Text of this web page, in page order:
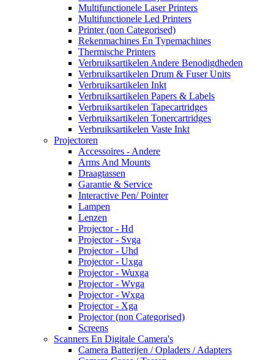
Multifunctionele Laser Printers
Multifunctionele Led Printers
Printer (non Categorised)
Rekenmachines En Typemachines
Thermische Printers
Verbruiksartikelen Andere Benodigdheden
Verbruiksartikelen Drum & Fuser Units
Verbruiksartikelen Inkt
Verbruiksartikelen Papers & Labels
Verbruiksartikelen Tapecartridges
Verbruiksartikelen Tonercartridges
Verbruiksartikelen Vaste Inkt
Projectoren
Accessoires - Andere
Arms And Mounts
Draagtassen
Garantie & Service
Interactive Pen/ Pointer
Lampen
Lenzen
Projector - Hd
Projector - Svga
Projector - Uhd
Projector - Uxga
Projector - Wuxga
Projector - Wvga
Projector - Wxga
Projector - Xga
Projector (non Categorised)
Screens
Scanners En Digitale Camera's
Camera Batterijen / Opladers / Adapters